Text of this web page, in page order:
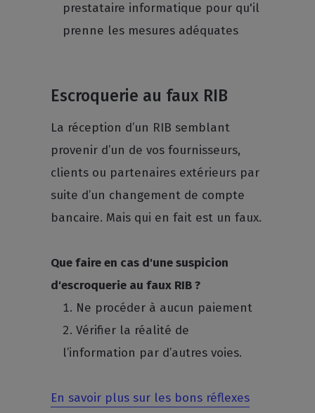
prestataire informatique pour qu'il
prenne les mesures adéquates
Escroquerie au faux RIB
La réception d’un RIB semblant
provenir d’un de vos fournisseurs,
clients ou partenaires extérieurs par
suite d’un changement de compte
bancaire. Mais qui en fait est un faux.
Que faire en cas d'une suspicion
d'escroquerie au faux RIB ?
Ne procéder à aucun paiement
Vérifier la réalité de
l’information par d’autres voies.
En savoir plus sur les bons réflexes